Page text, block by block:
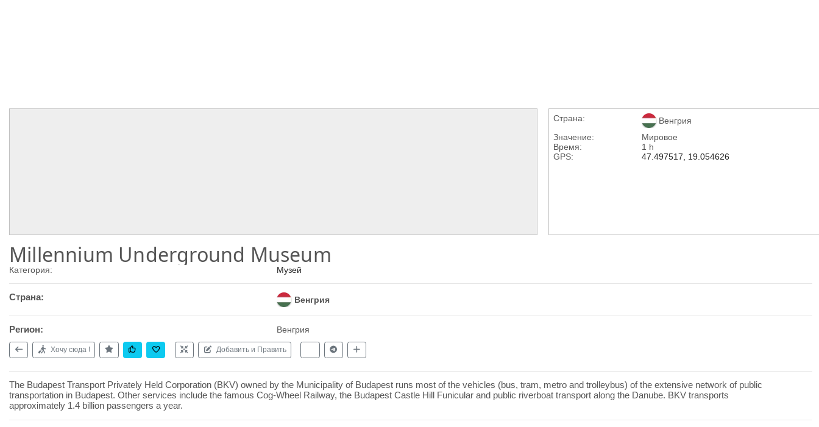
Страна:
Венгрия
Значение:
Мировое
Время:
1 h
GPS:
47.497517, 19.054626
Millennium Underground Museum
Категория: Музей
Страна: Венгрия
Регион: Венгрия
Хочу сюда ! Добавить и Править
The Budapest Transport Privately Held Corporation (BKV) owned by the Municipality of Budapest runs most of the vehicles (bus, tram, metro and trolleybus) of the extensive network of public
transportation in Budapest. Other services include the famous Cog-Wheel Railway, the Budapest Castle Hill Funicular and public riverboat transport along the Danube. BKV transports
approximately 1.4 billion passengers a year.